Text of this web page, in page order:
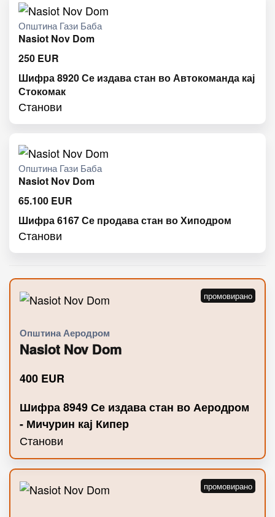
Општина Гази Баба
Nasiot Nov Dom
250 EUR
Шифра 8920 Се издава стан во Автокоманда кај
Стокомак
Станови
Општина Гази Баба
Nasiot Nov Dom
65.100 EUR
Шифра 6167 Се продава стан во Хиподром
Станови
Општина Аеродром
Nasiot Nov Dom
400 EUR
Шифра 8949 Се издава стан во Аеродром
- Мичурин кај Кипер
Станови